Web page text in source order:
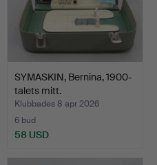
SYMASKIN, Bernina, 1900-
talets mitt.
Klubbades 8 apr 2026
6 bud
58 USD